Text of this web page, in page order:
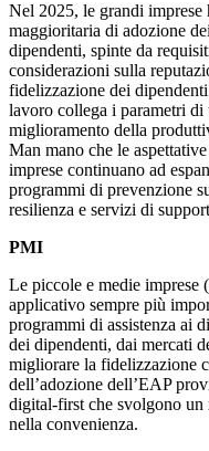
Nel 2025, le grandi imprese
maggioritaria di adozione
dipendenti, spinte da
considerazioni sulla
fidelizzazione dei
lavoro collega i parametri
miglioramento della
Man mano che le
imprese continuano ad
programmi di prevenzione
resilienza e servizi di
PMI
Le piccole e medie imprese
applicativo sempre più
programmi di assistenza ai
dei dipendenti, dai mercati
migliorare la fidelizzazione
dell’adozione dell’EAP
digital-first che svolgono un
nella convenienza.